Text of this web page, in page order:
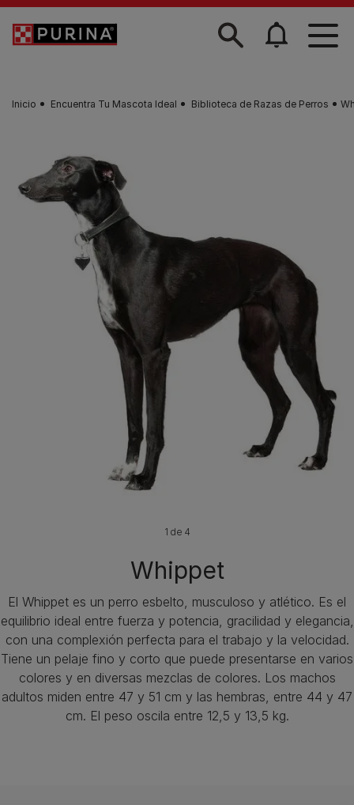
Skip to main content
Inicio Encuentra Tu Mascota Ideal Biblioteca de Razas de Perros
Whippet
El Whippet es un perro esbelto, musculoso y atlético. Es el
equilibrio ideal entre fuerza y potencia, gracilidad y elegancia,
con una complexión perfecta para el trabajo y la velocidad.
Tiene un pelaje fino y corto que puede presentarse en varios
colores y en diversas mezclas de colores. Los machos
adultos miden entre 47 y 51 cm y las hembras, entre 44 y 47
cm. El peso oscila entre 12,5 y 13,5 kg.
1 de 4